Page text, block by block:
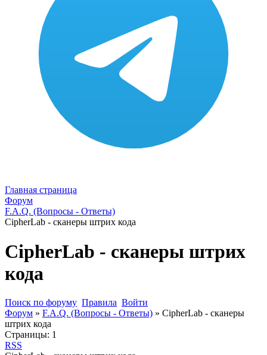
Главная страница
Форум
F.A.Q. (Вопросы - Ответы)
CipherLab - сканеры штрих кода
CipherLab - сканеры штрих
кода
Поиск по форуму Правила Войти
Форум » F.A.Q. (Вопросы - Ответы) » CipherLab - сканеры
штрих кода
Страницы: 1
RSS